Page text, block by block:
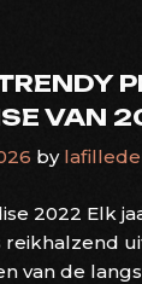
VAN
by
2022 Elk
van de